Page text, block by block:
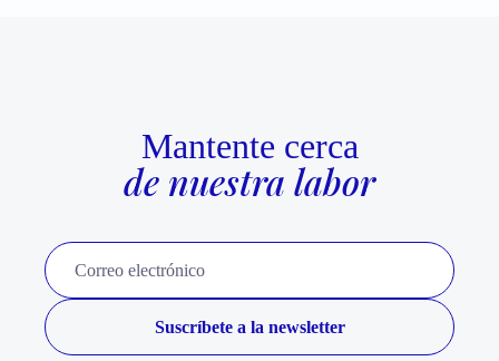
Mantente cerca
de nuestra labor